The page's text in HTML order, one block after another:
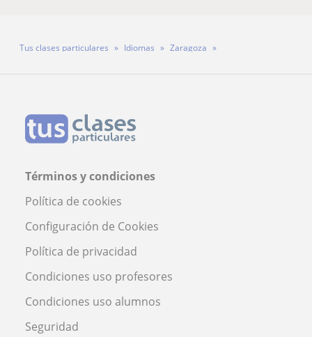
Tus clases particulares Idiomas
Zaragoza
Términos y condiciones
Política de cookies
Configuración de Cookies
Política de privacidad
Condiciones uso profesores
Condiciones uso alumnos
Seguridad